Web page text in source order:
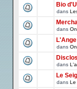
Bio
dans
dans
dans
dans
Le
dans Le